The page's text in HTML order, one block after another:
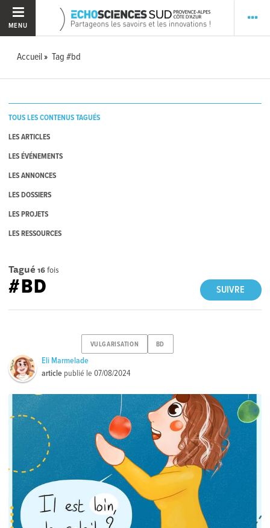
MENU
Accueil Tag #bd
TOUS LES CONTENUS TAGUÉS
LES ARTICLES
LES ÉVÉNEMENTS
LES ANNONCES
LES DOSSIERS
LES PROJETS
LES RESSOURCES
Tagué 16fois
SUIVRE
#BD
VULGARISATION BD
Eli Marmelade
article publié le07/08/2024